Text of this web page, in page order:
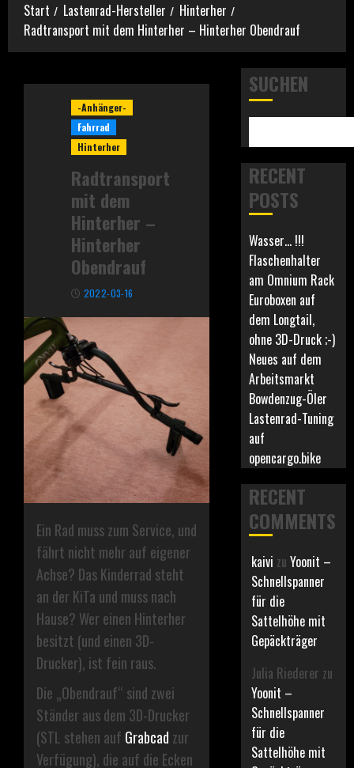
Start Lastenrad-Hersteller
Hinterher
Radtransport mit dem Hinterher – Hinterher Obendrauf
-Anhänger-
Fahrrad
Hinterher
Radtransport
mit dem
Hinterher –
Hinterher
Obendrauf
2022-03-16
Ein Rad muss zum Service, und
fährt nicht mehr auf eigener
Achse? Das Kinderrad steht
an der KiTa und muss nach
Hause? Wer einen Hinterher
besitzt (und einen 3D-
Drucker), ist fein raus.
Die „Obendrauf“ sind zwei
Ständer aus dem 3D-Drucker
(STL stehen auf Grabcad zur
Verfügung), die auf die Ecken
SUCHEN
RECENT
POSTS
Wasser… !!!
Flaschenhalter
am Omnium Rack
Euroboxen auf
dem Longtail,
ohne 3D-Druck ;-)
Neues auf dem
Arbeitsmarkt
Bowdenzug-Öler
Lastenrad-Tuning
auf
opencargo.bike
RECENT
COMMENTS
kaivi zuYoonit –
Schnellspanner
für die
Sattelhöhe mit
Gepäckträger
Julia Riederer zu
Yoonit –
Schnellspanner
für die
Sattelhöhe mit